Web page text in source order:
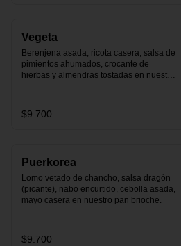
Vegeta
Berenjena asada, ricota casera, salsa de
pimientos ahumados, crocante de
hierbas y almendras tostadas en nuestro
$9.700
Puerkorea
Lomo vetado de chancho, salsa dragón
(picante), nabo encurtido, cebolla asada,
mayo casera en nuestro pan brioche.
$9.700